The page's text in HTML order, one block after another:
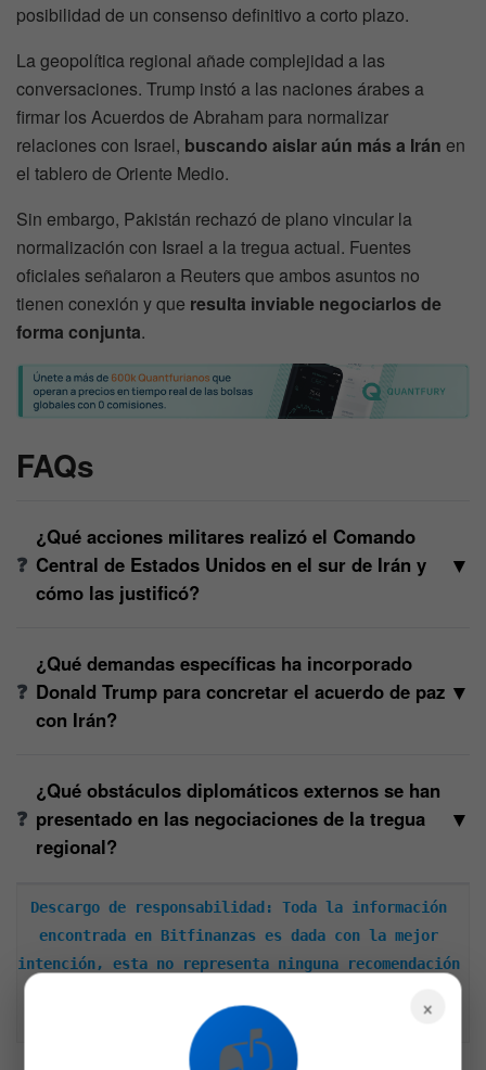
posibilidad de un consenso definitivo a corto plazo.
La geopolítica regional añade complejidad a las
conversaciones. Trump instó a las naciones árabes a
firmar los Acuerdos de Abraham para normalizar
relaciones con Israel, buscando aislar aún más a Irán en
el tablero de Oriente Medio.
Sin embargo, Pakistán rechazó de plano vincular la
normalización con Israel a la tregua actual. Fuentes
oficiales señalaron a Reuters que ambos asuntos no
tienen conexión y que resulta inviable negociarlos de
forma conjunta.
FAQs
¿Qué acciones militares realizó el Comando
Central de Estados Unidos en el sur de Irán y
cómo las justificó?
▼
¿Qué demandas específicas ha incorporado
Donald Trump para concretar el acuerdo de paz
con Irán?
▼
¿Qué obstáculos diplomáticos externos se han
presentado en las negociaciones de la tregua
regional?
▼
Descargo de responsabilidad: Toda la información
encontrada en Bitfinanzas es dada con la mejor
intención, esta no representa ninguna recomendación
Recuerda hacer siempre tu propia investigación.
×